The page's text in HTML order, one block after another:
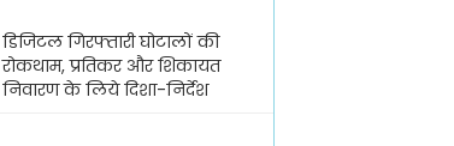
डिजिटल गिरफ्तारी घोटालों की
रोकथाम, प्रतिकर और शिकायत
निवारण के लिये दिशा-निर्देश